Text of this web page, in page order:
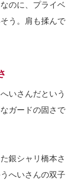
のに、プライベ
う。肩も揉んで
いさんだという
ガードの固さで
銀シャリ橋本さ
へいさんの双子